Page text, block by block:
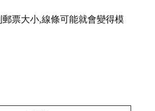
票大小,線條可能就會變得模